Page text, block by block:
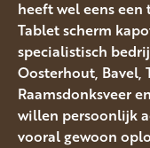
heeft wel eens
Tablet scherm
specialistisch
Oosterhout, Bavel,
Raamsdonksveer
willen persoonlijk
vooral gewoon